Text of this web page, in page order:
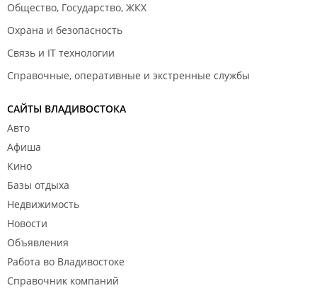
Общество, Государство, ЖКХ
Охрана и безопасность
Связь и IT технологии
Справочные, оперативные и экстренные службы
САЙТЫ ВЛАДИВОСТОКА
Авто
Афиша
Кино
Базы отдыха
Недвижимость
Новости
Объявления
Работа во Владивостоке
Справочник компаний